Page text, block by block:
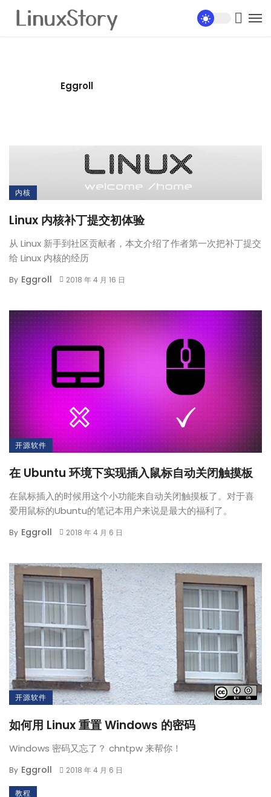
Eggroll
内核
Linux 内核补丁提交初体验
从 Linux 新手到社区贡献者，本文介绍了作者第一次把补丁提交
给 Linux 内核的经历
By Eggroll 2018 年 4 月 16 日
开源软件
在 Ubuntu 环境下实现插入鼠标自动关闭触摸板
在鼠标插入的时候用这个小功能来自动关闭触摸板了。对于喜
爱用鼠标的Ubuntu的笔记本用户来说是最大的福利了。
By Eggroll 2018 年 4 月 6 日
开源软件
如何用 Linux 重置 Windows 的密码
Windows 密码又忘了？ chntpw 来帮你！
By Eggroll 2018 年 4 月 6 日
教程